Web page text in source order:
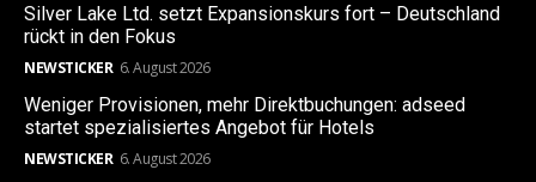
Silver Lake Ltd. setzt Expansionskurs fort – Deutschland
rückt in den Fokus
NEWSTICKER 6. August 2026
Weniger Provisionen, mehr Direktbuchungen: adseed
startet spezialisiertes Angebot für Hotels
NEWSTICKER 6. August 2026